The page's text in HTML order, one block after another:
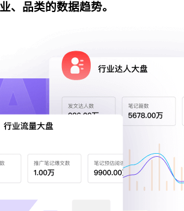
、品类的数据趋势。